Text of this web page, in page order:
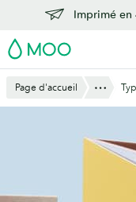
contenu
principal
Imprimé en
MOO
Page d'accueil